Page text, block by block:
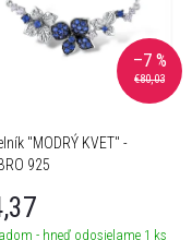
€80,03
–7 %
"MODRÝ KVET" -
925
- hneď odosielame 1 ks